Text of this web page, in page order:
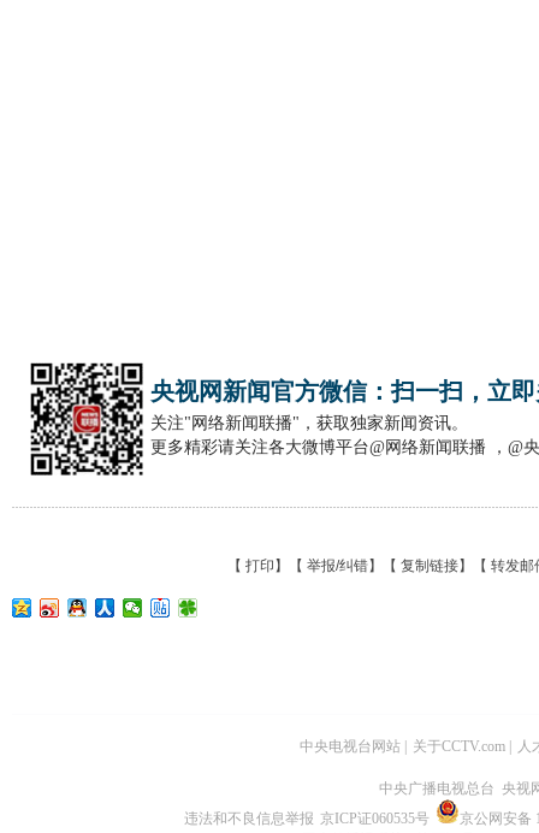
央视网新闻官方微信：扫一扫，立
关注"网络新闻联播"，获取独家新闻资讯。
更多精彩请关注各大微博平台@网络新闻联播 ，@
【 打印 】【 举报/纠错】【 复制链接】【 转发邮
中央电视台网站 关于CCTV.com 人
中央广播电视总台 央视
违法和不良信息举报 京ICP证060535号
京公网安备